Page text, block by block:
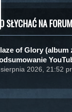
CO SŁYCHAĆ NA FORUM
of Glory (album
2026, 21:52